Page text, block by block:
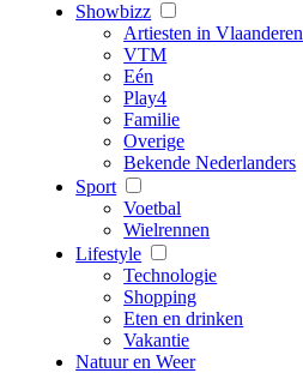
Showbizz
Artiesten in Vlaanderen
VTM
Eén
Play4
Familie
Overige
Bekende Nederlanders
Sport
Voetbal
Wielrennen
Lifestyle
Technologie
Shopping
Eten en drinken
Vakantie
Natuur en Weer